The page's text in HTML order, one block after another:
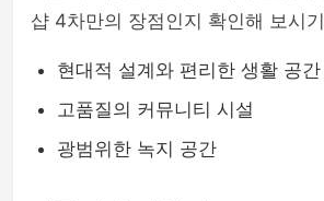
샵 4차만의 장점인지 확인해 보시
현대적 설계와 편리한 생활 공간
고품질의 커뮤니티 시설
광범위한 녹지 공간